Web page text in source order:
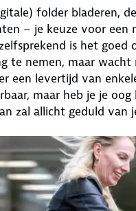
folder bladeren,
– je keuze voor een
is het
te nemen, maar
een levertijd van
maar heb je je
zal allicht geduld van